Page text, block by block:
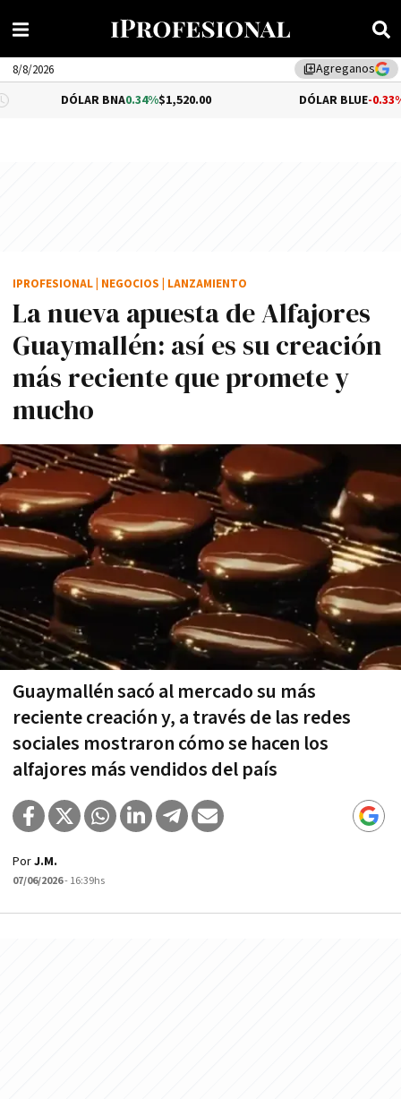
library_addAgreganos
8/8/2026
BNA 0.34%$1,520.00 -0.33%$1,540.00
La nueva apuesta de Alfajores
Guaymallén: así es su creación
más reciente que promete y
mucho
Guaymallén sacó al mercado su más
reciente creación y, a través de las redes
sociales mostraron cómo se hacen los
alfajores más vendidos del país
IPROFESIONAL NEGOCIOS LANZAMIENTO
PorJ.M.
07/06/2026- 16:39hs